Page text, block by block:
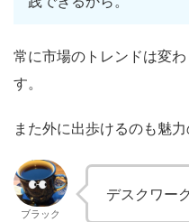
常に市場のトレンドは変
す。
また外に出歩けるのも魅力
ブラック
デスクワー